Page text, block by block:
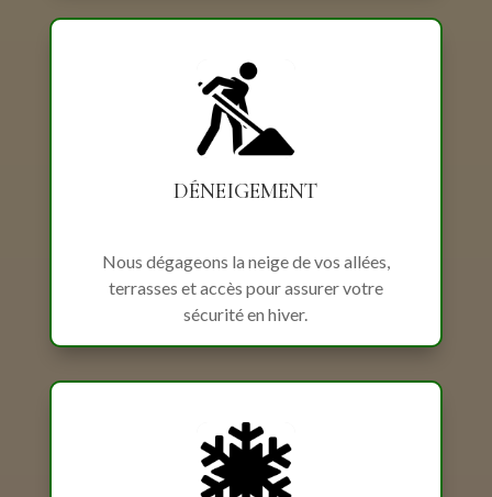
DÉNEIGEMENT
Nous dégageons la neige de vos allées,
terrasses et accès pour assurer votre
sécurité en hiver.